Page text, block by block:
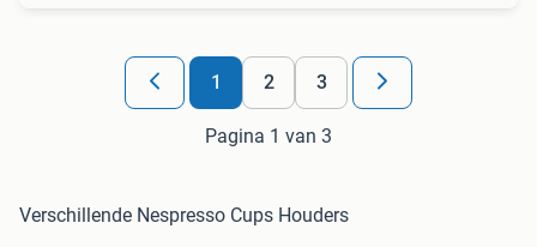
1 2 3
Pagina 1 van 3
Verschillende Nespresso Cups Houders